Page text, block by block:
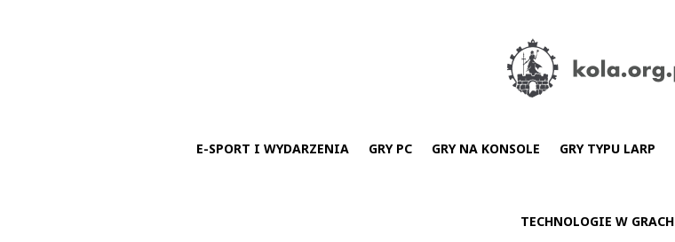
E-SPORT I WYDARZENIA GRY PC GRY NA KONSOLE GRY TYPU LARP
TECHNOLOGIE W GRACH